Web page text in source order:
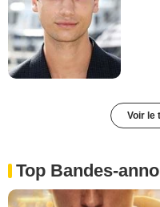
Voir le
Top Bandes-